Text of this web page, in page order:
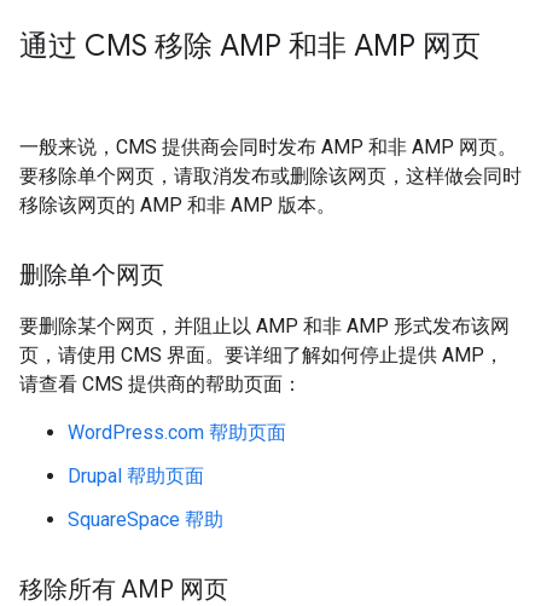
通过 CMS 移除 AMP 和非 AMP 网页
一般来说，CMS 提供商会同时发布 AMP 和非 AMP 网页。
要移除单个网页，请取消发布或删除该网页，这样做会同时
移除该网页的 AMP 和非 AMP 版本。
删除单个网页
要删除某个网页，并阻止以 AMP 和非 AMP 形式发布该网
页，请使用 CMS 界面。要详细了解如何停止提供 AMP，
请查看 CMS 提供商的帮助页面：
WordPress.com 帮助页面
Drupal 帮助页面
SquareSpace 帮助
移除所有 AMP 网页